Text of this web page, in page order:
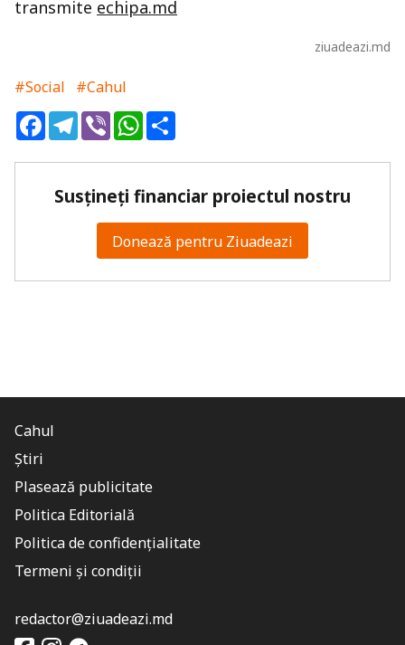
transmite echipa.md
ziuadeazi.md
#Social
#Cahul
FacebookTelegram
ViberWhatsApp
Susțineți financiar proiectul nostru
Donează pentru Ziuadeazi
Cahul
Știri
Plasează publicitate
Politica Editorială
Politica de confidențialitate
Termeni și condiții
redactor@ziuadeazi.md